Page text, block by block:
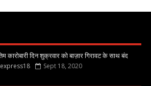
कारोबारी दिन शुक्रवार को बाज़ार गिरावट के साथ बंद
Sept 18, 2020